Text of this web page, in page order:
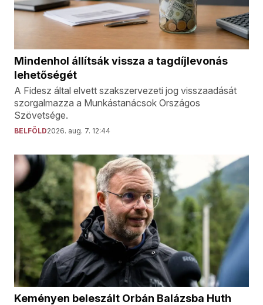
Mindenhol állítsák vissza a tagdíjlevonás
lehetőségét
A Fidesz által elvett szakszervezeti jog visszaadását
szorgalmazza a Munkástanácsok Országos
Szövetsége.
BELFÖLD2026. aug. 7. 12:44
Keményen beleszált Orbán Balázsba Huth